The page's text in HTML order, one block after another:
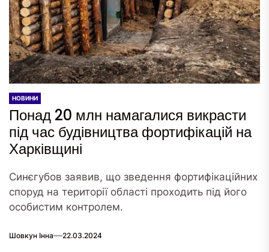
НОВИНИ
Понад 20 млн намагалися викрасти
під час будівництва фортифікацій на
Харківщині
Синєгубов заявив, що зведення фортифікаційних
споруд на території області проходить під його
особистим контролем.
Шовкун Інна 22.03.2024